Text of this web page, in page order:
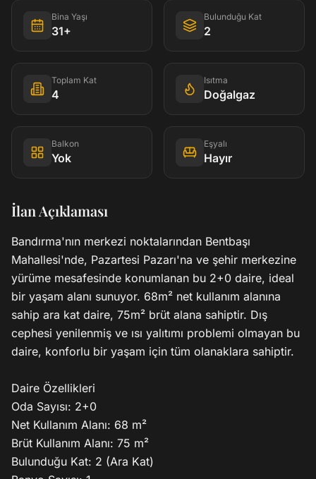
Bina Yaşı
31+
Bulunduğu Kat
2
Toplam Kat
4
Isıtma
Doğalgaz
Balkon
Yok
Eşyalı
Hayır
İlan Açıklaması
Bandırma'nın merkezi noktalarından Bentbaşı
Mahallesi'nde, Pazartesi Pazarı'na ve şehir merkezine
yürüme mesafesinde konumlanan bu 2+0 daire, ideal
bir yaşam alanı sunuyor. 68m² net kullanım alanına
sahip ara kat daire, 75m² brüt alana sahiptir. Dış
cephesi yenilenmiş ve ısı yalıtımı problemi olmayan bu
daire, konforlu bir yaşam için tüm olanaklara sahiptir.
Daire Özellikleri
Oda Sayısı: 2+0
Net Kullanım Alanı: 68 m²
Brüt Kullanım Alanı: 75 m²
Bulunduğu Kat: 2 (Ara Kat)